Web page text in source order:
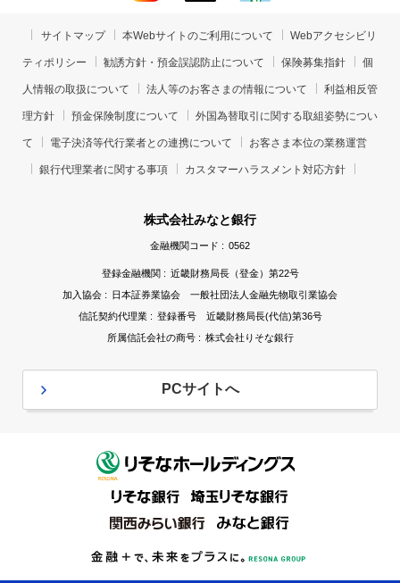
サイトマップ 本Webサイトのご利用について Webアクセシビリ
ティポリシー 勧誘方針・預金誤認防止について 保険募集指針 個
人情報の取扱について 法人等のお客さまの情報について 利益相反管
理方針 預金保険制度について 外国為替取引に関する取組姿勢につい
て 電子決済等代行業者との連携について お客さま本位の業務運営
銀行代理業者に関する事項 カスタマーハラスメント対応方針
株式会社みなと銀行
金融機関コード : 0562
登録金融機関 : 近畿財務局長（登金）第22号
加入協会 :
日本証券業協会 一般社団法人金融先物取引業協会
信託契約代理業 : 登録番号 近畿財務局長(代信)第36号
所属信託会社の商号 : 株式会社りそな銀行
PCサイトへ